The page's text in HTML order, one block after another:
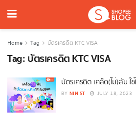
Home Tag บัตรเครดิต KTC VISA
Tag:บัตรเครดิต KTC VISA
บัตรเครดิต เคล็ด(ไม่)ลับ ใ
BY NIN ST JULY 18, 2023